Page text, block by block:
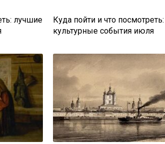
лучшие
Куда пойти и что
культурные события июля